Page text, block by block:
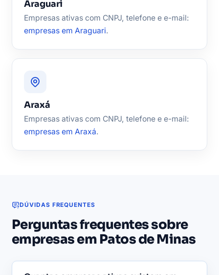
Araguari
Empresas ativas com CNPJ, telefone e e-mail:
empresas em Araguari.
Araxá
Empresas ativas com CNPJ, telefone e e-mail:
empresas em Araxá.
DÚVIDAS FREQUENTES
Perguntas frequentes sobre
empresas em Patos de Minas